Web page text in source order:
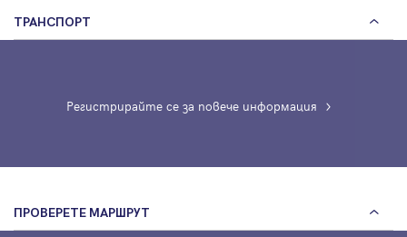
ТРАНСПОРТ
Регистрирайте се за повече информация
ПРОВЕРЕТЕ МАРШРУТ